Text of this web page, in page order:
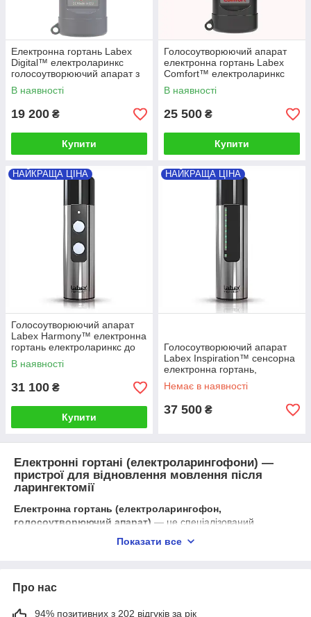
Електронна гортань Labex
Digital™ електроларинкс
голосоутворюючий апарат з
акумулятором
В наявності
19 200 ₴
Купити
Голосоутворюючий апарат
електронна гортань Labex
Comfort™ електроларинкс
для відновлення голосу
В наявності
25 500 ₴
Купити
НАЙКРАЩА ЦІНА
Голосоутворюючий апарат
Labex Harmony™ електронна
гортань електроларинкс до
45 годин
В наявності
31 100 ₴
Купити
НАЙКРАЩА ЦІНА
Голосоутворюючий апарат
Labex Inspiration™ сенсорна
електронна гортань,
електроларинкс
Немає в наявності
37 500 ₴
Електронні гортані (електроларингофони) —
пристрої для відновлення мовлення після
ларингектомії
Електронна гортань (електроларингофон,
голосоутворюючий апарат) — це спеціалізований
у пацієнтів після видалення гортані (ларингектомії), травм
Завдяки сучасним технологіям електронні гортані дозволяють
людині знову спілкуватися, підтримувати соціальну
Показати все
Про нас
94% позитивних з 202 відгуків за рік